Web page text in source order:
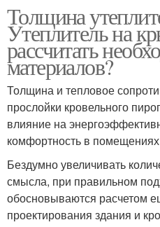
Толщина
Утеплитель на
рассчитать
материалов?
Толщина и тепловое
прослойки кровельного
влияние на
комфортность в
Бездумно увеличивать
смысла, при правильном
обосновываются расчетом
проектирования здания и